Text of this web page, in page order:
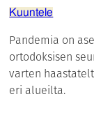
Kuuntele
Pandemia on
ortodoksisen
varten
eri alueilta.